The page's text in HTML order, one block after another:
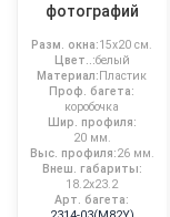
фотографий
Разм. окна:15x20 см.
Цвет..:белый
Материал:Пластик
Проф. багета:
коробочка
Шир. профиля:
20 мм.
Выс. профиля:26 мм.
Внеш. габариты:
18.2x23.2
Арт. багета: